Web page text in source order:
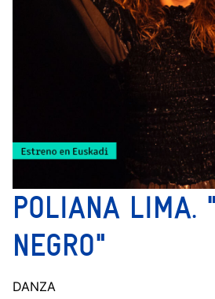
POLIANA LIMA.
NEGRO"
DANZA